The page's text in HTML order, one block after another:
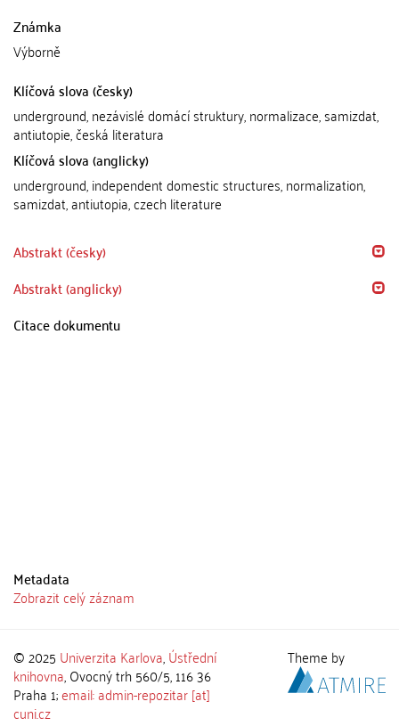
Známka
Výborně
Klíčová slova (česky)
underground, nezávislé domácí struktury, normalizace, samizdat,
antiutopie, česká literatura
Klíčová slova (anglicky)
underground, independent domestic structures, normalization,
samizdat, antiutopia, czech literature
Abstrakt (česky)
Abstrakt (anglicky)
Citace dokumentu
Metadata
Zobrazit celý záznam
© 2025 Univerzita Karlova,Ústřední
knihovna, Ovocný trh 560/5, 116 36
Praha 1;email: admin-repozitar [at]
cuni.cz
Theme by